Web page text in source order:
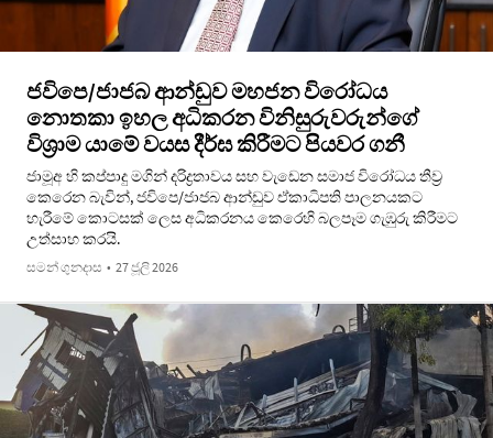
ජවිපෙ/ජාජබ ආන්ඩුව මහජන විරෝධය
නොතකා ඉහල අධිකරන විනිසුරුවරුන්ගේ
විශ්‍රාම යාමේ වයස දීර්ඝ කිරීමට පියවර ගනී
ජාමූඅ හි කප්පාදු මගින් දරිද්‍රතාවය සහ වැඩෙන සමාජ විරෝධය තීව්‍ර
කෙරෙන බැවින්, ජවිපෙ/ජාජබ ආන්ඩුව ඒකාධිපති පාලනයකට
හැරීමේ කොටසක් ලෙස අධිකරනය කෙරෙහි බලපෑම ගැඹුරු කිරීමට
උත්සාහ කරයි.
සමන් ගුනදාස • 27 ජූලි 2026